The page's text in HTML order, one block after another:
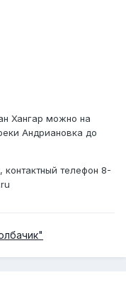
Хангар можно на
Андриановка до
контактный телефон 8-